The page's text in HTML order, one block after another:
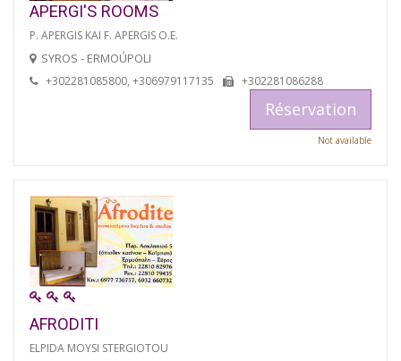
APERGI'S ROOMS
P. APERGIS KAI F. APERGIS O.E.
SYROS - ERMOÚPOLI
+302281085800, +306979117135 +302281086288
Réservation
Not available
AFRODITI
ELPIDA MOYSI STERGIOTOU